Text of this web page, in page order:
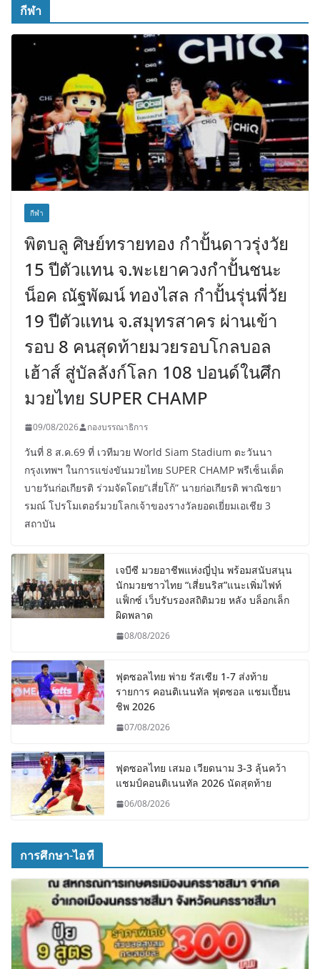
กีฬา
กีฬา
พิตบลู ศิษย์ทรายทอง กำปั้นดาวรุ่งวัย
15 ปีตัวแทน จ.พะเยาควงกำปั้นชนะ
น็อค ณัฐพัฒน์ ทองไสล กำปั้นรุ่นพี่วัย
19 ปีตัวแทน จ.สมุทรสาคร ผ่านเข้า
รอบ 8 คนสุดท้ายมวยรอบโกลบอล
เฮ้าส์ สู่บัลลังก์โลก 108 ปอนด์ในศึก
มวยไทย SUPER CHAMP
09/08/2026 กองบรรณาธิการ
วันที่ 8 ส.ค.69 ที่ เวทีมวย World Siam Stadium ตะวันนา
กรุงเทพฯ ในการแข่งขันมวยไทย SUPER CHAMP พรีเซ็นเต็ด
บายวันก่อเกียรติ ร่วมจัดโดย”เสี่ยโก้” นายก่อเกียรติ พาณิชยา
รมณ์ โปรโมเตอร์มวยโลกเจ้าของรางวัลยอดเยี่ยมเอเชีย 3
สถาบัน
เจบีซี มวยอาชีพแห่งญี่ปุ่น พร้อมสนับสนุน
นักมวยชาวไทย “เสี่ยนริส”แนะเพิ่มไฟท์
แฟ็กซ์ เว็บรับรองสถิติมวย หลัง บล็อกเล็ก
ผิดพลาด
08/08/2026
ฟุตซอลไทย พ่าย รัสเซีย 1-7 ส่งท้าย
รายการ คอนติเนนทัล ฟุตซอล แชมเปี้ยน
ชิพ 2026
07/08/2026
ฟุตซอลไทย เสมอ เวียดนาม 3-3 ลุ้นคว้า
แชมป์คอนติเนนทัล 2026 นัดสุดท้าย
06/08/2026
การศึกษา-ไอที